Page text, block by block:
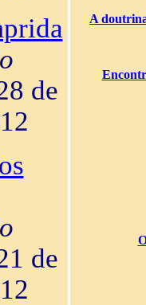
de
de
A